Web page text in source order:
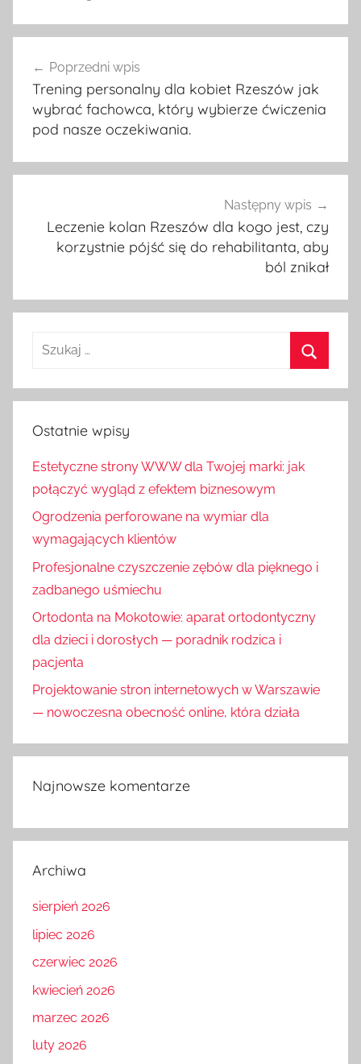
wpisu
Poprzedni wpis
Trening personalny dla kobiet Rzeszów jak
wybrać fachowca, który wybierze ćwiczenia
pod nasze oczekiwania.
Następny wpis
Leczenie kolan Rzeszów dla kogo jest, czy
korzystnie pójść się do rehabilitanta, aby
ból znikał
Ostatnie wpisy
Estetyczne strony WWW dla Twojej marki: jak
połączyć wygląd z efektem biznesowym
Ogrodzenia perforowane na wymiar dla
wymagających klientów
Profesjonalne czyszczenie zębów dla pięknego i
zadbanego uśmiechu
Ortodonta na Mokotowie: aparat ortodontyczny
dla dzieci i dorosłych — poradnik rodzica i
pacjenta
Projektowanie stron internetowych w Warszawie
— nowoczesna obecność online, która działa
Najnowsze komentarze
Archiwa
sierpień 2026
lipiec 2026
czerwiec 2026
kwiecień 2026
marzec 2026
luty 2026